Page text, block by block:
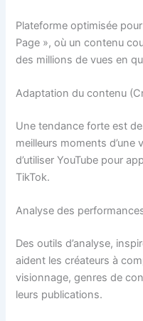
Plateforme optimisée
Page », où un contenu
des millions de vues en
Adaptation du contenu
Une tendance forte est
meilleurs moments d’une
d’utiliser YouTube pour
TikTok.
Analyse des
Des outils d’analyse,
aident les créateurs à
visionnage, genres de
leurs publications.